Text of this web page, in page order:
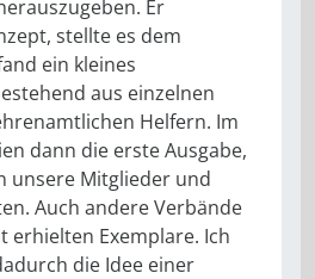
Er
stellte es dem
ein kleines
aus einzelnen
Helfern. Im
dann die erste Ausgabe,
unsere Mitglieder und
Auch andere Verbände
erhielten Exemplare. Ich
die Idee einer